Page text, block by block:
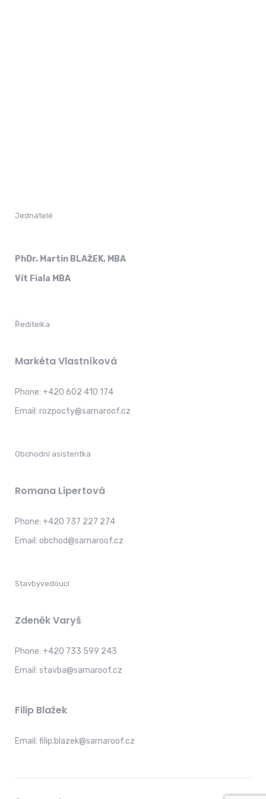
Jednatelé
PhDr. Martin BLAŽEK, MBA
Vít Fiala MBA
Ředitelka
Markéta Vlastníková
Phone: +420 602 410 174
Email: rozpocty@sarnaroof.cz
Obchodní asistentka
Romana Lipertová
Phone: +420 737 227 274
Email: obchod@sarnaroof.cz
Stavbyvedoucí
Zdeněk Varyš
Phone: +420 733 599 243
Email: stavba@sarnaroof.cz
Filip Blažek
Email: filip.blazek@sarnaroof.cz